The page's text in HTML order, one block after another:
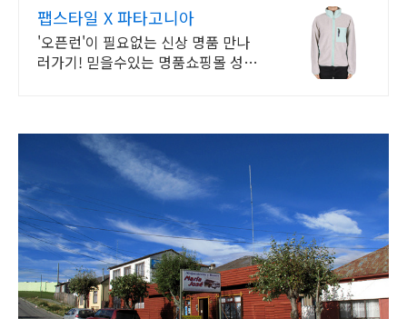
팹스타일 X 파타고니아
'오픈런'이 필요없는 신상 명품 만나
러가기! 믿을수있는 명품쇼핑몰 성수